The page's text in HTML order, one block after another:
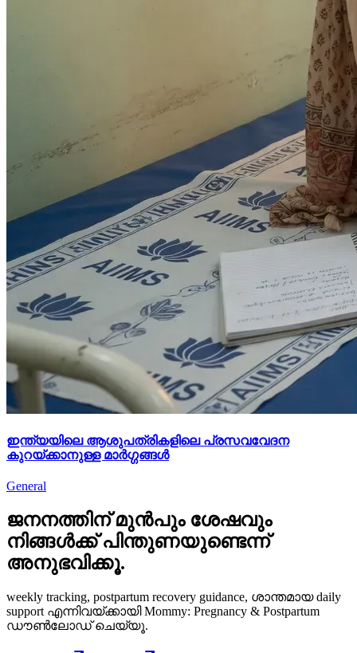
ഇന്ത്യയിലെ ആശുപത്രികളിലെ പ്രസവവേദന
കുറയ്ക്കാനുള്ള മാർഗ്ഗങ്ങൾ
General
ജനനത്തിന് മുൻപും ശേഷവും
നിങ്ങള്‍ക്ക് പിന്തുണയുണ്ടെന്ന്
അനുഭവിക്കൂ.
weekly tracking, postpartum recovery guidance, ശാന്തമായ daily
support എന്നിവയ്ക്കായി Mommy: Pregnancy & Postpartum
ഡൗൺലോഡ് ചെയ്യൂ.